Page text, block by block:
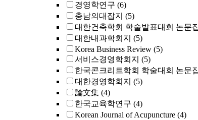
경영학연구 (6)
충남의대잡지 (5)
대한건축학회 학술발표대회 논문
대한내과학회지 (5)
Korea Business Review (5)
서비스경영학회지 (5)
한국콘크리트학회 학술대회 논문
대한경영학회지 (5)
論文集 (4)
한국교육학연구 (4)
Korean Journal of Acupuncture (4)